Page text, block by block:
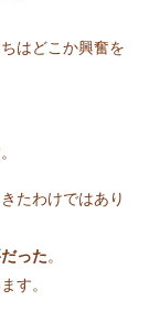
はどこか興奮を
たわけではあり
った。
す。